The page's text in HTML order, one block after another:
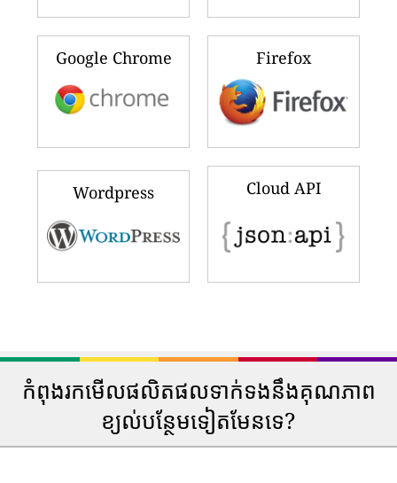
Google Chrome Firefox
Wordpress Cloud API
កំពុងរកមើលផលិតផលទាក់ទងនឹងគុណភាព
ខ្យល់បន្ថែមទៀតមែនទេ?